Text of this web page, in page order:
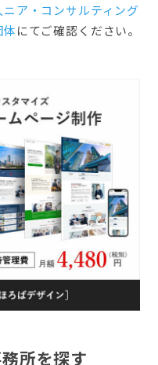
ア・コンサルティング
体にてご確認ください。
所を探す